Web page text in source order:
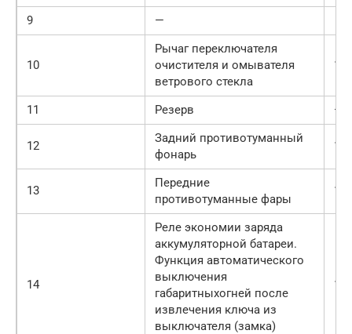
9
—
10
Рычаг переключателя
очистителя и омывателя
ветрового стекла
15
11 Резерв —
12
Задний противотуманный
фонарь
10
13
Передние
противотуманные фары
10
14
Реле экономии заряда
аккумуляторной батареи.
Функция автоматического
выключения
габаритныхогней после
извлечения ключа из
выключателя (замка)
10